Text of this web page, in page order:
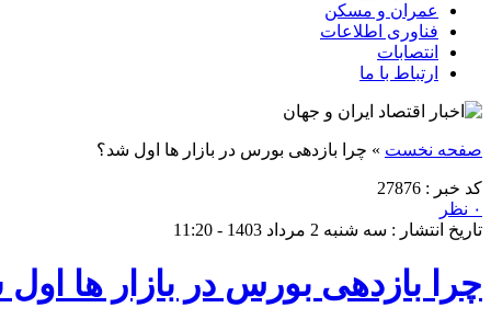
عمران و مسکن
فناوری اطلاعات
انتصابات
ارتباط با ما
صفحه نخست » چرا بازدهی بورس در بازار ها اول شد؟
کد خبر : 27876
۰ نظر
تاریخ انتشار : سه شنبه 2 مرداد 1403 - 11:20
چرا بازدهی بورس در بازار ها